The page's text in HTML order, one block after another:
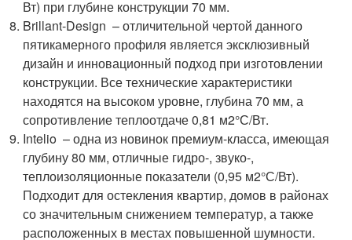
Вт) при глубине конструкции 70 мм.
Brillant-Design – отличительной чертой данного
пятикамерного профиля является эксклюзивный
дизайн и инновационный подход при изготовлении
конструкции. Все технические характеристики
находятся на высоком уровне, глубина 70 мм, а
сопротивление теплоотдаче 0,81 м2°С/Вт.
Intelio – одна из новинок премиум-класса, имеющая
глубину 80 мм, отличные гидро-, звуко-,
теплоизоляционные показатели (0,95 м2°С/Вт).
Подходит для остекления квартир, домов в районах
со значительным снижением температур, а также
расположенных в местах повышенной шумности.